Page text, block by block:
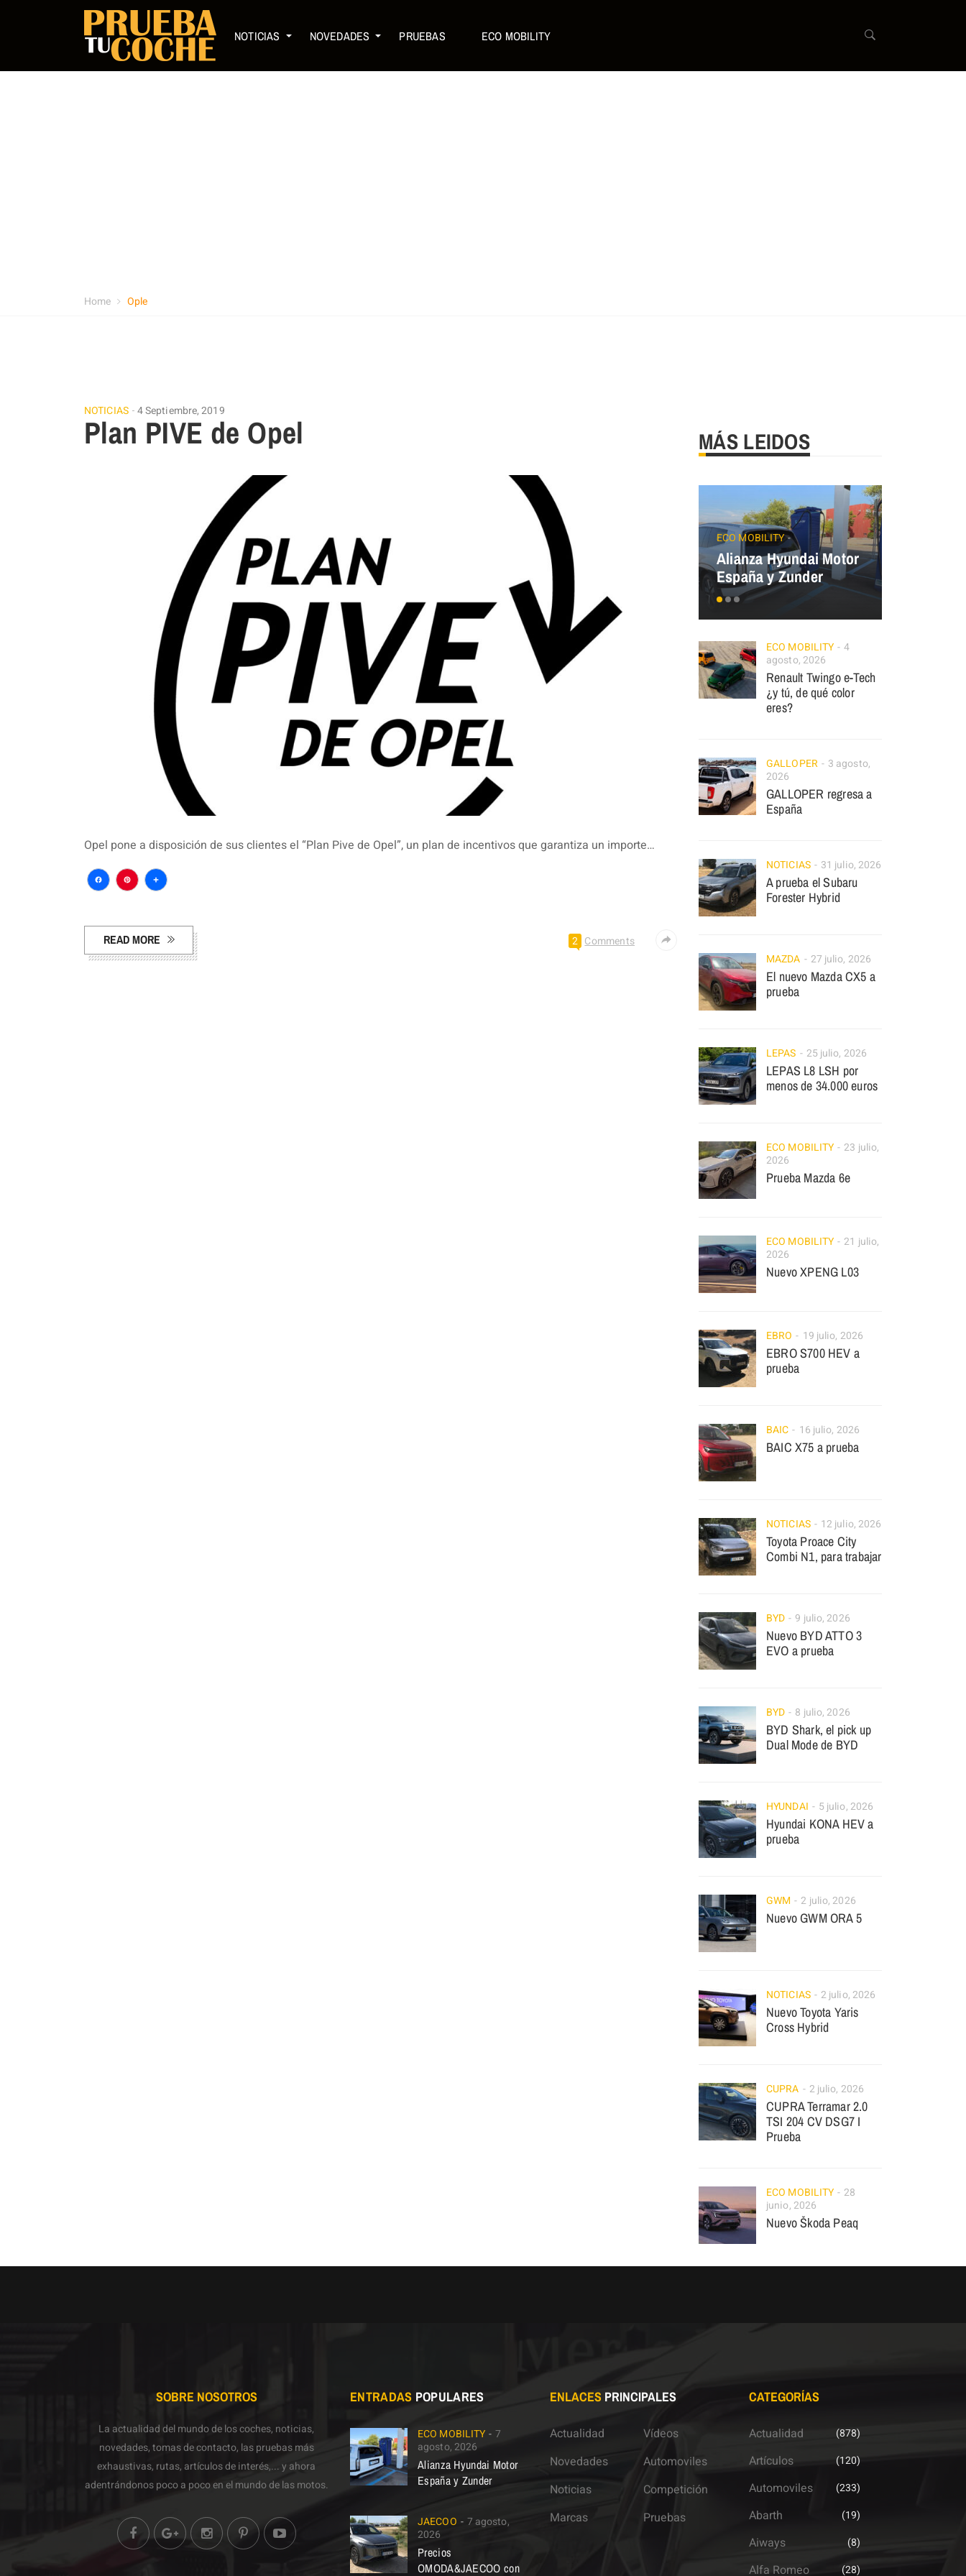
NOTICIAS NOVEDADES PRUEBAS ECO MOBILITY
Home Ople
NOTICIAS 4 Septiembre, 2019
Plan PIVE de Opel
Opel pone a disposición de sus clientes el “Plan Pive de Opel”, un plan de incentivos que garantiza un importe…
Facebook
Pinterest
Compartir
READ MORE 2 Comments
MÁS LEIDOS
ECO MOBILITY
Alianza Hyundai Motor
España y Zunder
ECO MOBILITY
4
agosto, 2026
Renault Twingo e-Tech
¿y tú, de qué color
eres?
GALLOPER
3 agosto,
2026
GALLOPER regresa a
España
NOTICIAS 31 julio, 2026
A prueba el Subaru
Forester Hybrid
MAZDA 27 julio, 2026
El nuevo Mazda CX5 a
prueba
LEPAS 25 julio, 2026
LEPAS L8 LSH por
menos de 34.000 euros
ECO MOBILITY
23 julio,
2026
Prueba Mazda 6e
ECO MOBILITY
21 julio,
2026
Nuevo XPENG L03
EBRO 19 julio, 2026
EBRO S700 HEV a
prueba
BAIC 16 julio, 2026
BAIC X75 a prueba
NOTICIAS 12 julio, 2026
Toyota Proace City
Combi N1, para trabajar
BYD 9 julio, 2026
Nuevo BYD ATTO 3
EVO a prueba
BYD 8 julio, 2026
BYD Shark, el pick up
Dual Mode de BYD
HYUNDAI 5 julio, 2026
Hyundai KONA HEV a
prueba
GWM 2 julio, 2026
Nuevo GWM ORA 5
NOTICIAS 2 julio, 2026
Nuevo Toyota Yaris
Cross Hybrid
CUPRA 2 julio, 2026
CUPRA Terramar 2.0
TSI 204 CV DSG7 I
Prueba
ECO MOBILITY
28
junio, 2026
Nuevo Škoda Peaq
SOBRE NOSOTROS
La actualidad del mundo de los coches, noticias,
novedades, tomas de contacto, las pruebas más
exhaustivas, rutas, artículos de interés,... y ahora
adentrándonos poco a poco en el mundo de las motos.
ENTRADAS POPULARES
ECO MOBILITY
7
agosto, 2026
Alianza Hyundai Motor
España y Zunder
JAECOO
7 agosto,
2026
Precios
OMODA&JAECOO con
ENLACESPRINCIPALES
Actualidad
Novedades
Noticias
Marcas
Vídeos
Automoviles
Competición
Pruebas
CATEGORÍAS
Actualidad (878)
Artículos (120)
Automoviles (233)
Abarth (19)
Aiways (8)
Alfa Romeo (28)